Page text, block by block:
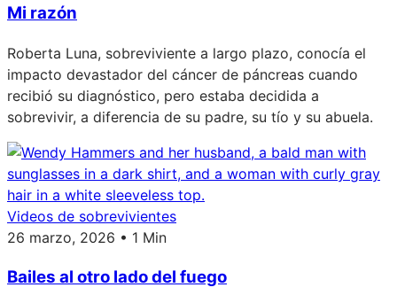
Mi razón
Roberta Luna, sobreviviente a largo plazo, conocía el
impacto devastador del cáncer de páncreas cuando
recibió su diagnóstico, pero estaba decidida a
sobrevivir, a diferencia de su padre, su tío y su abuela.
Videos de sobrevivientes
26 marzo, 2026 • 1 Min
Bailes al otro lado del fuego